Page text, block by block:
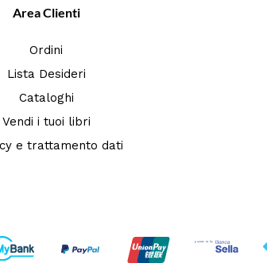
Area Clienti
Ordini
Lista Desideri
Cataloghi
Vendi i tuoi libri
e trattamento dati